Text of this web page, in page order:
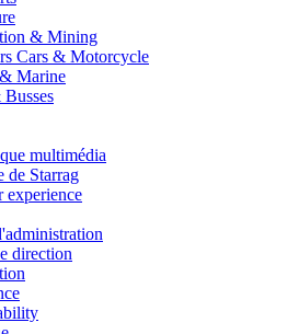
& Mining
Cars & Motorcycle
Marine
multimédia
de Starrag
experience
direction